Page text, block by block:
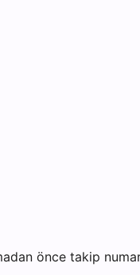
önce takip